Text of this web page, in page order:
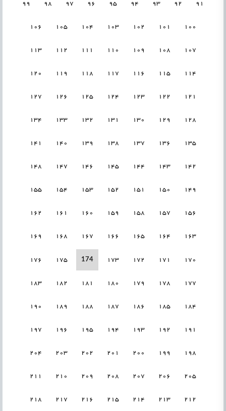
91
92
93
94
95
96
97
98
99
100
101
102
103
104
105
106
107
108
109
110
111
112
113
114
115
116
117
118
119
120
121
122
123
124
125
126
127
128
129
130
131
132
133
134
135
136
137
138
139
140
141
142
143
144
145
146
147
148
149
150
151
152
153
154
155
156
157
158
159
160
161
162
163
164
165
166
167
168
169
170
171
172
173
174
175
176
177
178
179
180
181
182
183
184
185
186
187
188
189
190
191
192
193
194
195
196
197
198
199
200
201
202
203
204
205
206
207
208
209
210
211
212
213
214
215
216
217
218